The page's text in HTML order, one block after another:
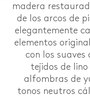
madera
de los arcos de
elegantemente
elementos
con los suaves
tejidos de
alfombras de
tonos neutros